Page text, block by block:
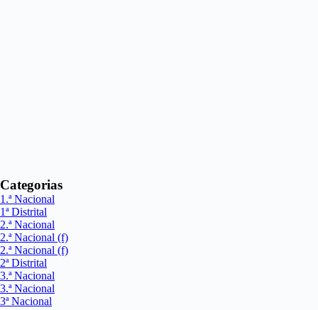
Categorias
1.ª Nacional
1ª Distrital
2.ª Nacional
2.ª Nacional (f)
2.ª Nacional (f)
2ª Distrital
3.ª Nacional
3.ª Nacional
3ª Nacional